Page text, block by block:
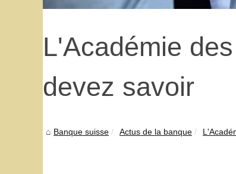
L'Académie
devez savoir
Banque suisse Actus de la banque